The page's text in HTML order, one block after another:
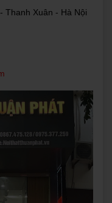
Thanh Xuân - Hà Nội